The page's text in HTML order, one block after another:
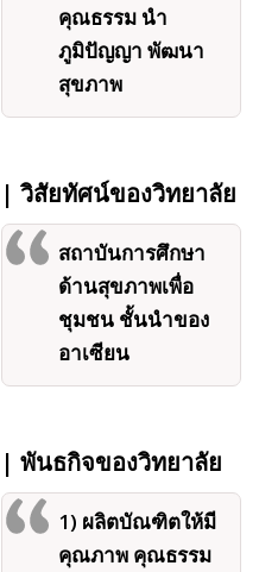
คุณธรรม นำ
ภูมิปัญญา พัฒนา
สุขภาพ
| วิสัยทัศน์ของวิทยาลัย
สถาบันการศึกษา
ด้านสุขภาพเพื่อ
ชุมชน ชั้นนำของ
อาเซียน
| พันธกิจของวิทยาลัย
1) ผลิตบัณฑิตให้มี
คุณภาพ คุณธรรม